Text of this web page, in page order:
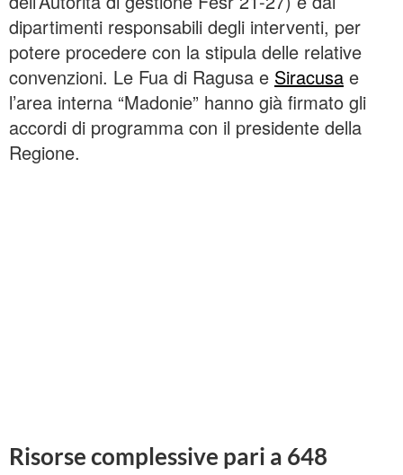
dipartimenti responsabili degli interventi, per
potere procedere con la stipula delle relative
convenzioni. Le Fua di Ragusa e Siracusa e
l’area interna “Madonie” hanno già firmato gli
accordi di programma con il presidente della
Regione.
Risorse complessive pari a 648